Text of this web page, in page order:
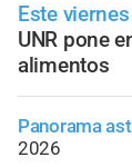
Este viernes
UNR pone
alimentos
Panorama
2026